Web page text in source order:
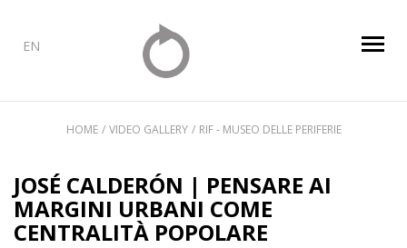
EN
HOME VIDEO GALLERY RIF - MUSEO DELLE PERIFERIE
JOSÉ CALDERÓN | PENSARE AI
MARGINI URBANI COME
CENTRALITÀ POPOLARE